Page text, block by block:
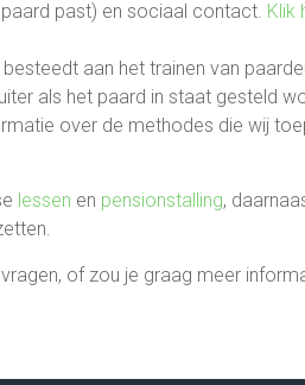
past) en sociaal contact. Klik
aan het trainen van
als het paard in staat gesteld
over de methodes die wij
lessen en pensionstalling,
of zou je graag meer